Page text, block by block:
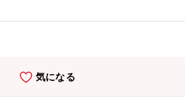
果に則した評価制度の構築、セキュリ
きる環境づくり、多様な価値観を受
気になる